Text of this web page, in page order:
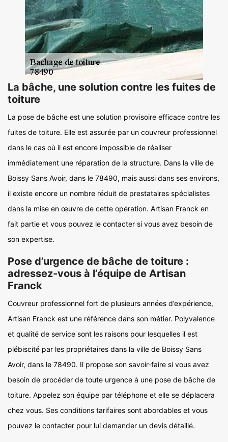
La bâche, une solution contre les fuites de
toiture
La pose de bâche est une solution provisoire efficace contre les
fuites de toiture. Elle est assurée par un couvreur professionnel
dans le cas où il est encore impossible de réaliser
immédiatement une réparation de la structure. Dans la ville de
Boissy Sans Avoir, dans le 78490, mais aussi dans ses environs,
il existe encore un nombre réduit de prestataires spécialistes
dans la mise en œuvre de cette opération. Artisan Franck en
fait partie et vous pouvez le contacter si vous avez besoin de
son expertise.
Pose d’urgence de bâche de toiture :
adressez-vous à l’équipe de Artisan
Franck
Couvreur professionnel fort de plusieurs années d’expérience,
Artisan Franck est une référence dans son métier. Polyvalence
et qualité de service sont les raisons pour lesquelles il est
plébiscité par les propriétaires dans la ville de Boissy Sans
Avoir, dans le 78490. Il propose son savoir-faire si vous avez
besoin de procéder de toute urgence à une pose de bâche de
toiture. Appelez son équipe par téléphone et elle se déplacera
chez vous. Ses conditions tarifaires sont abordables et vous
pouvez le contacter pour lui demander un devis détaillé.